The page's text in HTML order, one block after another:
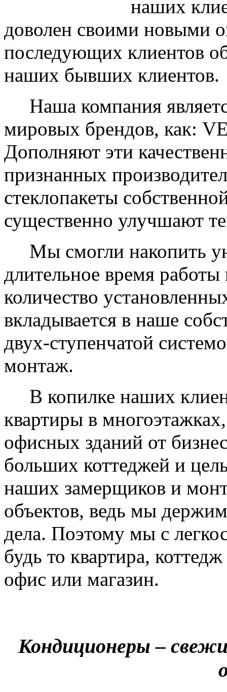
наших
доволен своими новыми
последующих клиентов
наших бывших клиентов.
Наша компания
мировых брендов, как:
Дополняют эти
признанных
стеклопакеты
существенно улучшают
Мы смогли накопить
длительное время
количество
вкладывается в наше
двух-ступенчатой
монтаж.
В копилке наших
квартиры в
офисных зданий от
больших коттеджей и
наших замерщиков и
объектов, ведь мы
дела. Поэтому мы с
будь то квартира,
офис или магазин.
Кондиционеры –